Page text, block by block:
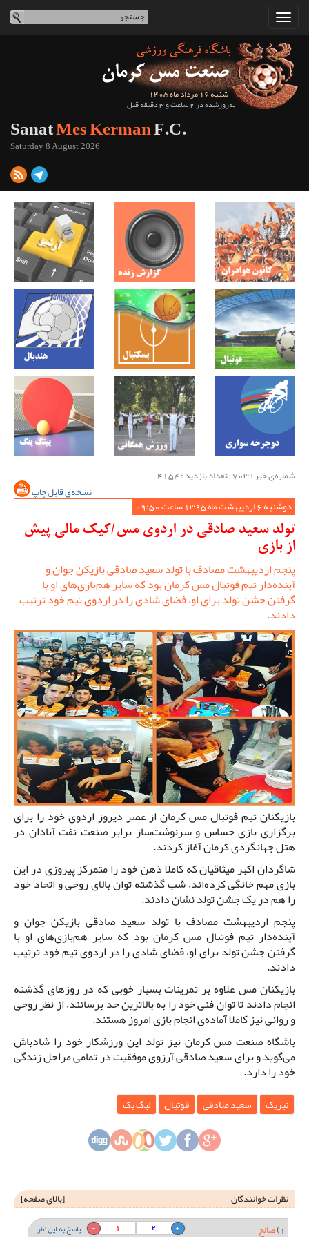
شنبه 16 مرداد ماه 1405
به‌روزشده در 2 ساعت و 3 دقیقه قبل
SanatMes KermanF.C.
Saturday 8 August 2026
شماره‌ی خبر : ‌703 | تعداد بازدید : 4154
نسخه‌ی قابل چاپ
دوشنبه 6 اردیبهشت ماه 1395 ساعت 09:50
تولد سعید صادقی در اردوی مس/کیک مالی پیش
از بازی
پنجم اردیبهشت مصادف با تولد سعید صادقی بازیکن جوان و
آینده‌دار تیم فوتبال مس کرمان بود که سایر هم‌بازی‌های او با
گرفتن جشن تولد برای او، فضای شادی را در اردوی تیم خود ترتیب
دادند.
بازیکنان تیم فوتبال مس کرمان از عصر دیروز اردوی خود را برای
برگزاری بازی حساس و سرنوشت‌ساز برابر صنعت نفت آبادان در
هتل جهانگردی کرمان آغاز کردند.
شاگردان اکبر میثاقیان که کاملا ذهن خود را متمرکز پیروزی در این
بازی مهم خانگی کرده‌اند، شب گذشته توان بالای روحی و اتحاد خود
را هم در یک جشن تولد نشان دادند.
پنجم اردیبهشت مصادف با تولد سعید صادقی بازیکن جوان و
آینده‌دار تیم فوتبال مس کرمان بود که سایر هم‌بازی‌های او با
گرفتن جشن تولد برای او، فضای شادی را در اردوی تیم خود ترتیب
دادند.
بازیکنان مس علاوه بر تمرینات بسیار خوبی که در روزهای گذشته
انجام دادند تا توان فنی خود را به بالاترین حد برسانند، از نظر روحی
و روانی نیز کاملا آماده‌ی انجام بازی امروز هستند.
باشگاه صنعت مس کرمان نیز تولد این ورزشکار خود را شادباش
می‌گوید و برای سعید صادقی آرزوی موفقیت در تمامی مراحل زندگی
خود را دارد.
تبریک سعید صادقی فوتبال لیگ یک
نظرات خوانندگان [بالای صفحه]
1) صالح پاسخ به این نظر 1 2